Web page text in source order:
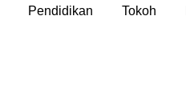
Pendidikan Tokoh